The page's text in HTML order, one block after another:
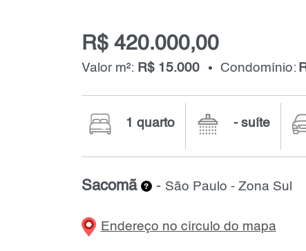
R$ 420.000,00
Valor m²: R$ 15.000 Condomínio:
1 quarto - suíte
Sacomã - São Paulo - Zona Sul
Endereço no círculo do mapa